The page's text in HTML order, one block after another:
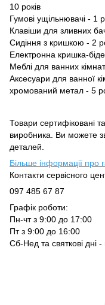
10 років
Гумові ущільнювачi - 1
Клавіши для зливних
Сидіння з кришкою - 2
Електронна кришка-
Меблі для ванних
Аксесуари для ванної
хромований метал - 5
Товари сертифіковані
виробника. Ви можете
деталей.
Більше інформації про
Контакти сервісного
097 485 67 87
Графік роботи:
Пн-чт з 9:00 до 17:00
Пт з 9:00 до 16:00
Сб-Нед та святкові дні -